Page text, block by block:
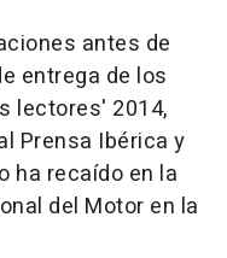
antes de
entrega de los
lectores' 2014,
Prensa Ibérica y
ha recaído en la
del Motor en la